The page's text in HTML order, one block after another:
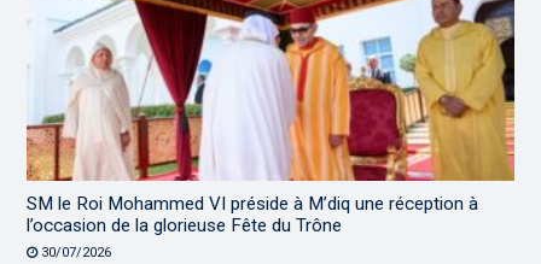
SM le Roi Mohammed VI préside à M’diq une réception à
l’occasion de la glorieuse Fête du Trône
30/07/2026